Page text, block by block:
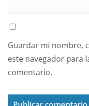
Guardar mi nombre,
este navegador para
comentario.